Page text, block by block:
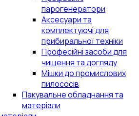
парогенератори
Аксесуари та
комплектуючі для
прибиральної техніки
Професійні засоби для
чищення та догляду
Мішки до промислових
пилососів
Пакувальне обладнання та
матеріали